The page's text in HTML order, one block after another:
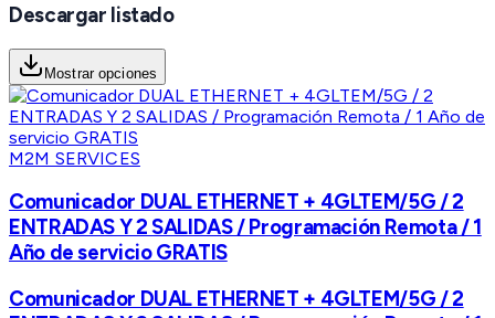
Descargar listado
Mostrar opciones
M2M SERVICES
Comunicador DUAL ETHERNET + 4GLTEM/5G / 2
ENTRADAS Y 2 SALIDAS / Programación Remota / 1
Año de servicio GRATIS
Comunicador DUAL ETHERNET + 4GLTEM/5G / 2